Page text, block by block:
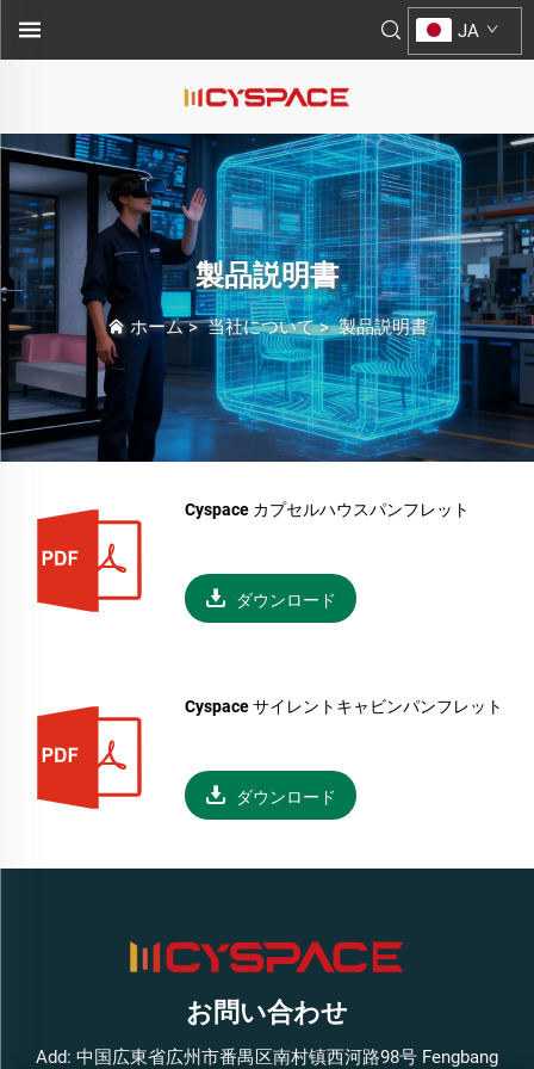
JA
製品説明書
ホーム>当社について>製品説明書
Cyspace カプセルハウスパンフレット
ダウンロード
Cyspace サイレントキャビンパンフレット
ダウンロード
お問い合わせ
Add: 中国広東省広州市番禺区南村镇西河路98号 Fengbang